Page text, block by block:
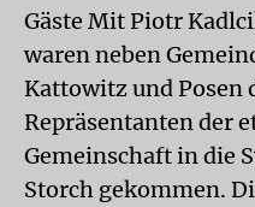
Gäste Mit Piotr
waren neben
Kattowitz und Posen
Repräsentanten der
Gemeinschaft in die
Storch gekommen.